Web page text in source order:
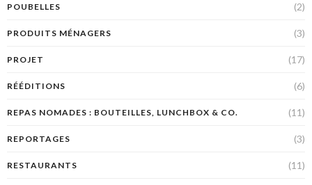
POUBELLES (2)
PRODUITS MÉNAGERS (3)
PROJET (17)
RÉÉDITIONS (6)
REPAS NOMADES : BOUTEILLES, LUNCHBOX & CO. (11)
REPORTAGES (3)
RESTAURANTS (11)